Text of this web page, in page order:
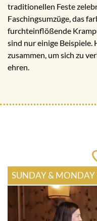
traditionellen Feste
Faschingsumzüge, das
furchteinflößende
sind nur einige Beispiele.
zusammen, um sich zu
ehren.
SUNDAY & MONDAY